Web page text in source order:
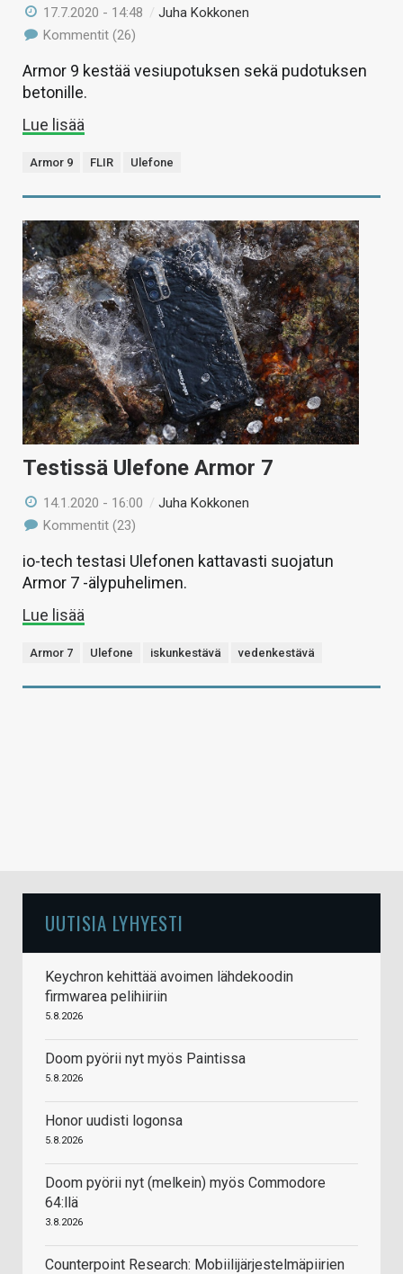
17.7.2020 - 14:48 /Juha Kokkonen
Kommentit (26)
Armor 9 kestää vesiupotuksen sekä pudotuksen
betonille.
Lue lisää
Armor 9 FLIR Ulefone
Testissä Ulefone Armor 7
14.1.2020 - 16:00 /Juha Kokkonen
Kommentit (23)
io-tech testasi Ulefonen kattavasti suojatun
Armor 7 -älypuhelimen.
Lue lisää
Armor 7 Ulefone iskunkestävä vedenkestävä
UUTISIA LYHYESTI
Keychron kehittää avoimen lähdekoodin
firmwarea pelihiiriin
5.8.2026
Doom pyörii nyt myös Paintissa
5.8.2026
Honor uudisti logonsa
5.8.2026
Doom pyörii nyt (melkein) myös Commodore
64:llä
3.8.2026
Counterpoint Research: Mobiilijärjestelmäpiirien